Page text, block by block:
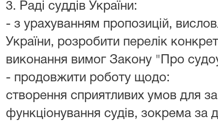
3. Раді суддів України:
- з урахуванням пропозицій,
України, розробити перелік
виконання вимог Закону "Про
- продовжити роботу щодо:
створення сприятливих умов для
функціонування судів, зокрема за